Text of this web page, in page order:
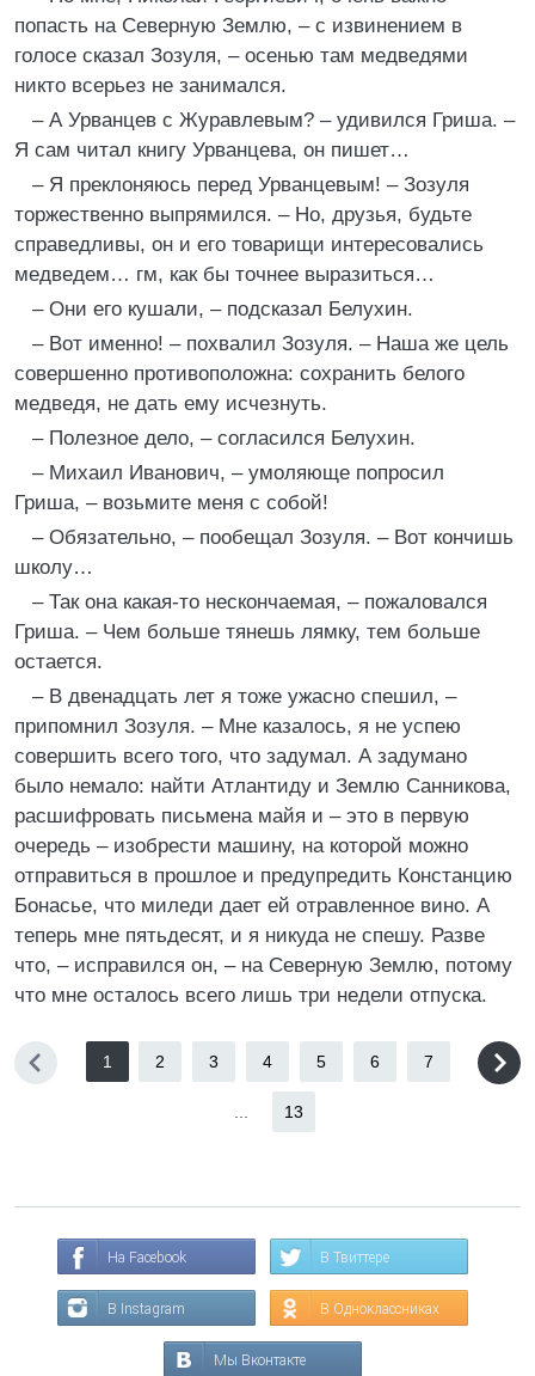
попасть на Северную Землю, – с извинением в
голосе сказал Зозуля, – осенью там медведями
никто всерьез не занимался.
– А Урванцев с Журавлевым? – удивился Гриша. –
Я сам читал книгу Урванцева, он пишет…
– Я преклоняюсь перед Урванцевым! – Зозуля
торжественно выпрямился. – Но, друзья, будьте
справедливы, он и его товарищи интересовались
медведем… гм, как бы точнее выразиться…
– Они его кушали, – подсказал Белухин.
– Вот именно! – похвалил Зозуля. – Наша же цель
совершенно противоположна: сохранить белого
медведя, не дать ему исчезнуть.
– Полезное дело, – согласился Белухин.
– Михаил Иванович, – умоляюще попросил
Гриша, – возьмите меня с собой!
– Обязательно, – пообещал Зозуля. – Вот кончишь
школу…
– Так она какая-то нескончаемая, – пожаловался
Гриша. – Чем больше тянешь лямку, тем больше
остается.
– В двенадцать лет я тоже ужасно спешил, –
припомнил Зозуля. – Мне казалось, я не успею
совершить всего того, что задумал. А задумано
было немало: найти Атлантиду и Землю Санникова,
расшифровать письмена майя и – это в первую
очередь – изобрести машину, на которой можно
отправиться в прошлое и предупредить Констанцию
Бонасье, что миледи дает ей отравленное вино. А
теперь мне пятьдесят, и я никуда не спешу. Разве
что, – исправился он, – на Северную Землю, потому
что мне осталось всего лишь три недели отпуска.
1 2 3 4 5 6 7
13
На Facebook В Твиттере
В Instagram В Одноклассниках
Мы Вконтакте